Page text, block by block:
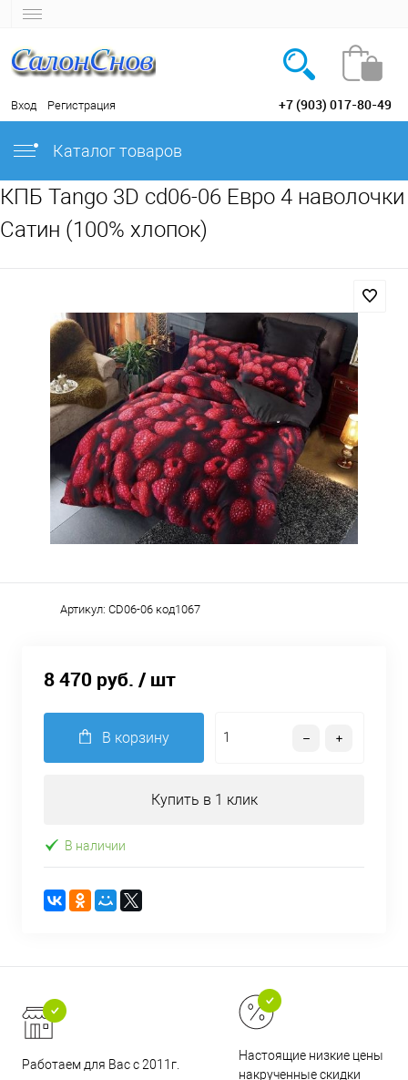
Вход Регистрация +7 (903) 017-80-49
Каталог товаров
КПБ Tango 3D cd06-06 Евро 4 наволочки
Сатин (100% хлопок)
Артикул: CD06-06 код1067
8 470 руб. / шт
В корзину
Купить в 1 клик
В наличии
Работаем для Вас с 2011г.
Настоящие низкие цены и
накрученные скидки